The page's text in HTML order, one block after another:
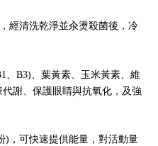
經清洗乾淨並汆燙殺菌後，冷
、B3)、葉黃素、玉米黃素、維
謝、保護眼睛與抗氧化，及強
)，可快速提供能量，對活動量